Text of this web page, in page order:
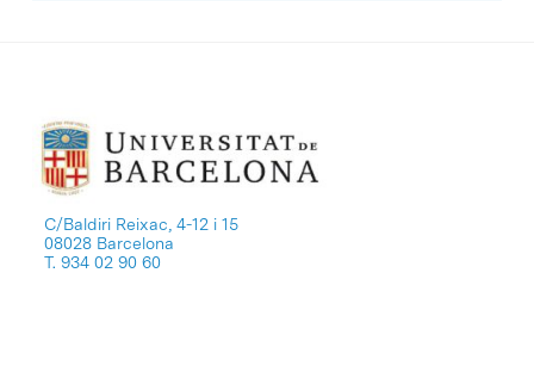
C/Baldiri Reixac, 4-12 i 15
08028 Barcelona
T. 934 02 90 60